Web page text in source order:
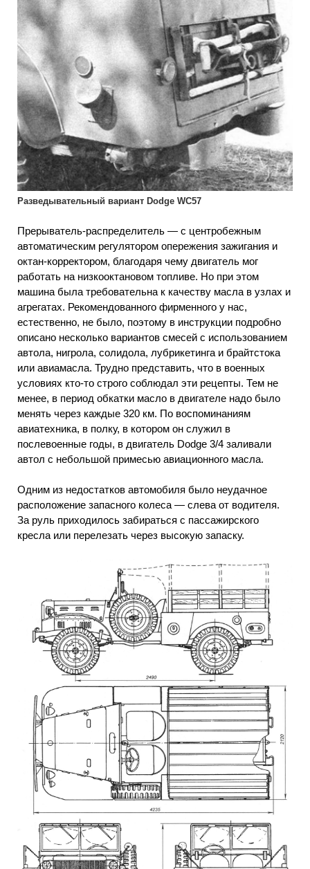
Разведывательный вариант Dodge WC57
Прерыватель-распределитель — с центробежным
автоматическим регулятором опережения зажигания и
октан-корректором, благодаря чему двигатель мог
работать на низкооктановом топливе. Но при этом
машина была требовательна к качеству масла в узлах и
агрегатах. Рекомендованного фирменного у нас,
естественно, не было, поэтому в инструкции подробно
описано несколько вариантов смесей с использованием
автола, нигрола, солидола, лубрикетинга и брайтстока
или авиамасла. Трудно представить, что в военных
условиях кто-то строго соблюдал эти рецепты. Тем не
менее, в период обкатки масло в двигателе надо было
менять через каждые 320 км. По воспоминаниям
авиатехника, в полку, в котором он служил в
послевоенные годы, в двигатель Dodge 3/4 заливали
автол с небольшой примесью авиационного масла.
Одним из недостатков автомобиля было неудачное
расположение запасного колеса — слева от водителя.
За руль приходилось забираться с пассажирского
кресла или перелезать через высокую запаску.